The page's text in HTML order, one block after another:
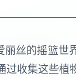
丝的摇篮
收集这些植